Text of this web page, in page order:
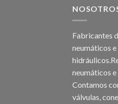
Fabricantes
neumáticos e
neumáticos
Contamos
válvulas,